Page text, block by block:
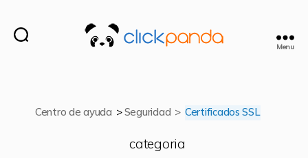
Menu
Centro de ayuda >Seguridad > Certificados SSL
categoria